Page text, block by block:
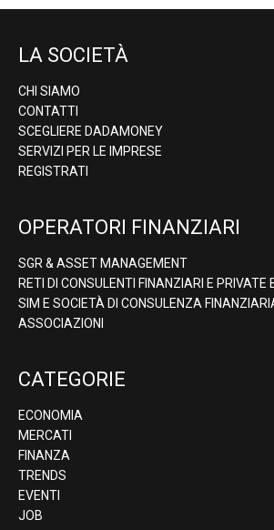
LA SOCIETÀ
CHI SIAMO
CONTATTI
SCEGLIERE DADAMONEY
SERVIZI PER LE IMPRESE
REGISTRATI
OPERATORI FINANZIARI
SGR & ASSET MANAGEMENT
RETI DI CONSULENTI FINANZIARI E PRIVATE
SIM E SOCIETÀ DI CONSULENZA
ASSOCIAZIONI
CATEGORIE
ECONOMIA
MERCATI
FINANZA
TRENDS
EVENTI
JOB